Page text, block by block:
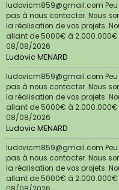
ludovicm859@gmail.com
pas à nous contacter. Nous
la réalisation de vos projets.
allant de 5000€ à
08/08/2026
Ludovic MENARD
ludovicm859@gmail.com
pas à nous contacter. Nous
la réalisation de vos projets.
allant de 5000€ à
08/08/2026
Ludovic MENARD
ludovicm859@gmail.com
pas à nous contacter. Nous
la réalisation de vos projets.
allant de 5000€ à